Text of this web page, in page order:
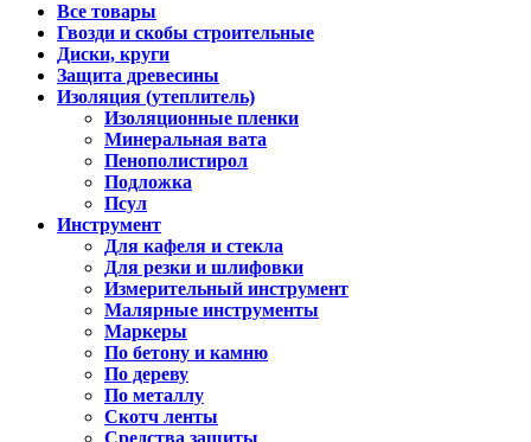
Все товары
Гвозди и скобы строительные
Диски, круги
Защита древесины
Изоляция (утеплитель)
Изоляционные пленки
Минеральная вата
Пенополистирол
Подложка
Псул
Инструмент
Для кафеля и стекла
Для резки и шлифовки
Измерительный инструмент
Малярные инструменты
Маркеры
По бетону и камню
По дереву
По металлу
Скотч ленты